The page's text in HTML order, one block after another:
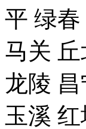
平 绿
马关
龙陵
玉溪